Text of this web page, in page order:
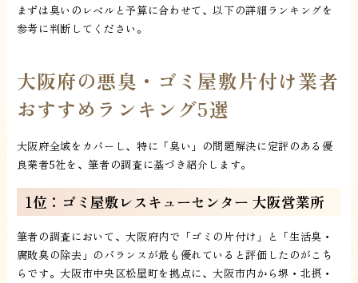
まずは臭いのレベルと予算に合わせて、以下の詳細ランキングを
参考に判断してください。
大阪府の悪臭・ゴミ屋敷片付け業者
おすすめランキング5選
大阪府全域をカバーし、特に「臭い」の問題解決に定評のある優
良業者5社を、筆者の調査に基づき紹介します。
1位：ゴミ屋敷レスキューセンター 大阪営業所
筆者の調査において、大阪府内で「ゴミの片付け」と「生活臭・
腐敗臭の除去」のバランスが最も優れていると評価したのがこち
らです。大阪市中央区松屋町を拠点に、大阪市内から堺・北摂・